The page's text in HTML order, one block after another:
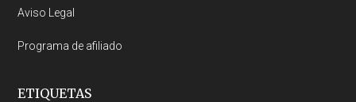
Aviso Legal
Programa de afiliado
ETIQUETAS